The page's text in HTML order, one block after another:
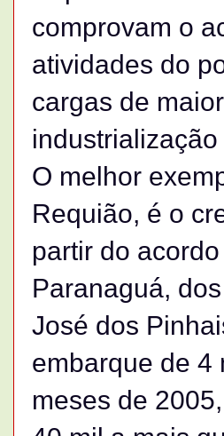
comprovam o
atividades do
cargas de
O melhor
Requião, é o
partir do
Paranaguá,
José dos
embarque de 4
meses de